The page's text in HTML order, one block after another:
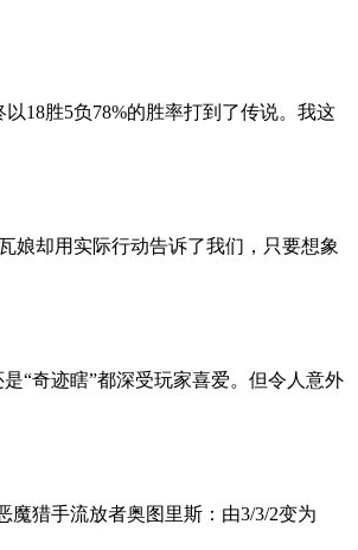
18胜5负78%的胜率打到了传说。我这
娘却用实际行动告诉了我们，只要想象
“奇迹瞎”都深受玩家喜爱。但令人意外
魔猎手流放者奥图里斯：由3/3/2变为